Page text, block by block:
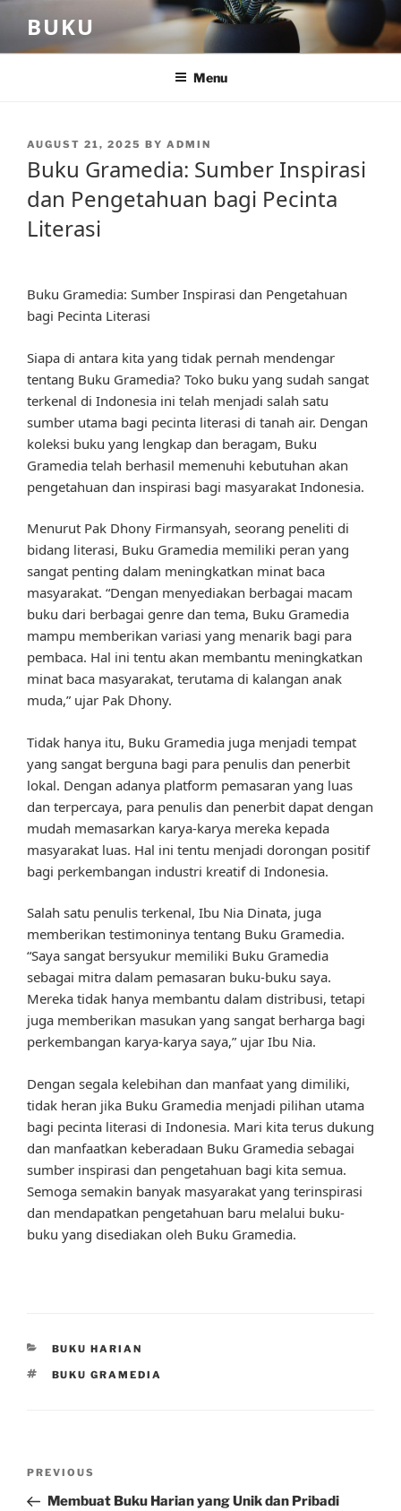
content
BUKU
Menu
POSTED
AUGUST 21, 2025 BY ADMIN
Buku Gramedia: Sumber Inspirasi
dan Pengetahuan bagi Pecinta
Literasi
Buku Gramedia: Sumber Inspirasi dan Pengetahuan
bagi Pecinta Literasi
Siapa di antara kita yang tidak pernah mendengar
tentang Buku Gramedia? Toko buku yang sudah sangat
terkenal di Indonesia ini telah menjadi salah satu
sumber utama bagi pecinta literasi di tanah air. Dengan
koleksi buku yang lengkap dan beragam, Buku
Gramedia telah berhasil memenuhi kebutuhan akan
pengetahuan dan inspirasi bagi masyarakat Indonesia.
Menurut Pak Dhony Firmansyah, seorang peneliti di
bidang literasi, Buku Gramedia memiliki peran yang
sangat penting dalam meningkatkan minat baca
masyarakat. “Dengan menyediakan berbagai macam
buku dari berbagai genre dan tema, Buku Gramedia
mampu memberikan variasi yang menarik bagi para
pembaca. Hal ini tentu akan membantu meningkatkan
minat baca masyarakat, terutama di kalangan anak
muda,” ujar Pak Dhony.
Tidak hanya itu, Buku Gramedia juga menjadi tempat
yang sangat berguna bagi para penulis dan penerbit
lokal. Dengan adanya platform pemasaran yang luas
dan terpercaya, para penulis dan penerbit dapat dengan
mudah memasarkan karya-karya mereka kepada
masyarakat luas. Hal ini tentu menjadi dorongan positif
bagi perkembangan industri kreatif di Indonesia.
Salah satu penulis terkenal, Ibu Nia Dinata, juga
memberikan testimoninya tentang Buku Gramedia.
“Saya sangat bersyukur memiliki Buku Gramedia
sebagai mitra dalam pemasaran buku-buku saya.
Mereka tidak hanya membantu dalam distribusi, tetapi
juga memberikan masukan yang sangat berharga bagi
perkembangan karya-karya saya,” ujar Ibu Nia.
Dengan segala kelebihan dan manfaat yang dimiliki,
tidak heran jika Buku Gramedia menjadi pilihan utama
bagi pecinta literasi di Indonesia. Mari kita terus dukung
dan manfaatkan keberadaan Buku Gramedia sebagai
sumber inspirasi dan pengetahuan bagi kita semua.
Semoga semakin banyak masyarakat yang terinspirasi
dan mendapatkan pengetahuan baru melalui buku-
buku yang disediakan oleh Buku Gramedia.
CATEGORIES
BUKU HARIAN
TAGS
BUKU GRAMEDIA
Previous
Post
PREVIOUS
Membuat Buku Harian yang Unik dan Pribadi